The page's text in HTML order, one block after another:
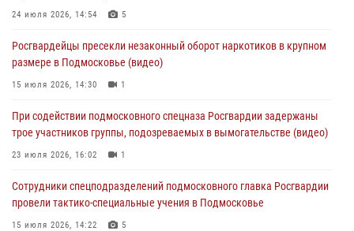
(видео)
03 августа 2026, 15:32 1
«семейным подрядом» в Подмосковье (видео)
03 августа 2026, 15:08
24 июля 2026, 14:54 5
Росгвардейцы пресекли незаконный оборот наркотиков в крупном
размере в Подмосковье (видео)
15 июля 2026, 14:30 1
При содействии подмосковного спецназа Росгвардии задержаны
трое участников группы, подозреваемых в вымогательстве (видео)
23 июля 2026, 16:02 1
Сотрудники спецподразделений подмосковного главка Росгвардии
провели тактико-специальные учения в Подмосковье
15 июля 2026, 14:22 5